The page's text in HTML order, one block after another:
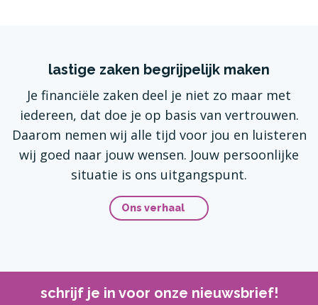
lastige zaken begrijpelijk maken
Je financiële zaken deel je niet zo maar met
iedereen, dat doe je op basis van vertrouwen.
Daarom nemen wij alle tijd voor jou en luisteren
wij goed naar jouw wensen. Jouw persoonlijke
situatie is ons uitgangspunt.
Ons verhaal
schrijf je in voor onze nieuwsbrief!